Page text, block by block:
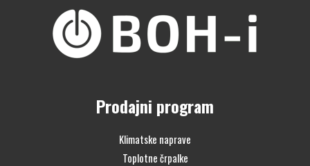
Prodajni program
Klimatske naprave
Toplotne črpalke